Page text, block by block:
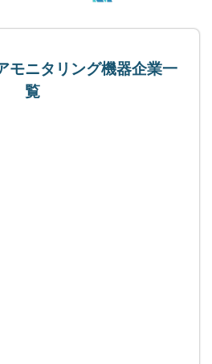
モニタリング機器企業一
覧